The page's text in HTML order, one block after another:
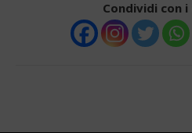
Condividi con